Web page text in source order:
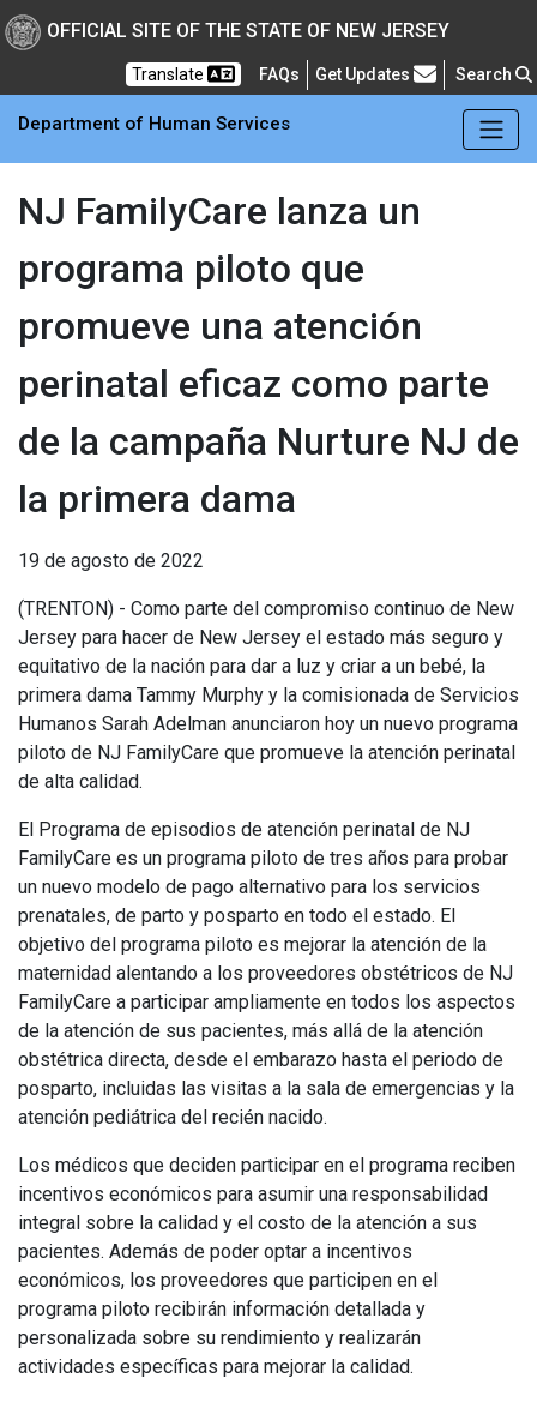
New Jersey
Skip to main Content
OFFICIAL SITE OF THE STATE OF NEW JERSEY
Translate FAQs Frequently Asked Questions
Get Updates Search
Department of Human Services
NJ FamilyCare lanza un
programa piloto que
promueve una atención
perinatal eficaz como parte
de la campaña Nurture NJ de
la primera dama
19 de agosto de 2022
(TRENTON) - Como parte del compromiso continuo de New
Jersey para hacer de New Jersey el estado más seguro y
equitativo de la nación para dar a luz y criar a un bebé, la
primera dama Tammy Murphy y la comisionada de Servicios
Humanos Sarah Adelman anunciaron hoy un nuevo programa
piloto de NJ FamilyCare que promueve la atención perinatal
de alta calidad.
El Programa de episodios de atención perinatal de NJ
FamilyCare es un programa piloto de tres años para probar
un nuevo modelo de pago alternativo para los servicios
prenatales, de parto y posparto en todo el estado. El
objetivo del programa piloto es mejorar la atención de la
maternidad alentando a los proveedores obstétricos de NJ
FamilyCare a participar ampliamente en todos los aspectos
de la atención de sus pacientes, más allá de la atención
obstétrica directa, desde el embarazo hasta el periodo de
posparto, incluidas las visitas a la sala de emergencias y la
atención pediátrica del recién nacido.
Los médicos que deciden participar en el programa reciben
incentivos económicos para asumir una responsabilidad
integral sobre la calidad y el costo de la atención a sus
pacientes. Además de poder optar a incentivos
económicos, los proveedores que participen en el
programa piloto recibirán información detallada y
personalizada sobre su rendimiento y realizarán
actividades específicas para mejorar la calidad.